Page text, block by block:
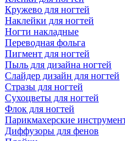
Кружево для ногтей
Наклейки для ногтей
Ногти накладные
Переводная фольга
Пигмент для ногтей
Пыль для дизайна ногтей
Слайдер дизайн для ногтей
Стразы для ногтей
Сухоцветы для ногтей
Флок для ногтей
Парикмахерские
Диффузоры для фенов